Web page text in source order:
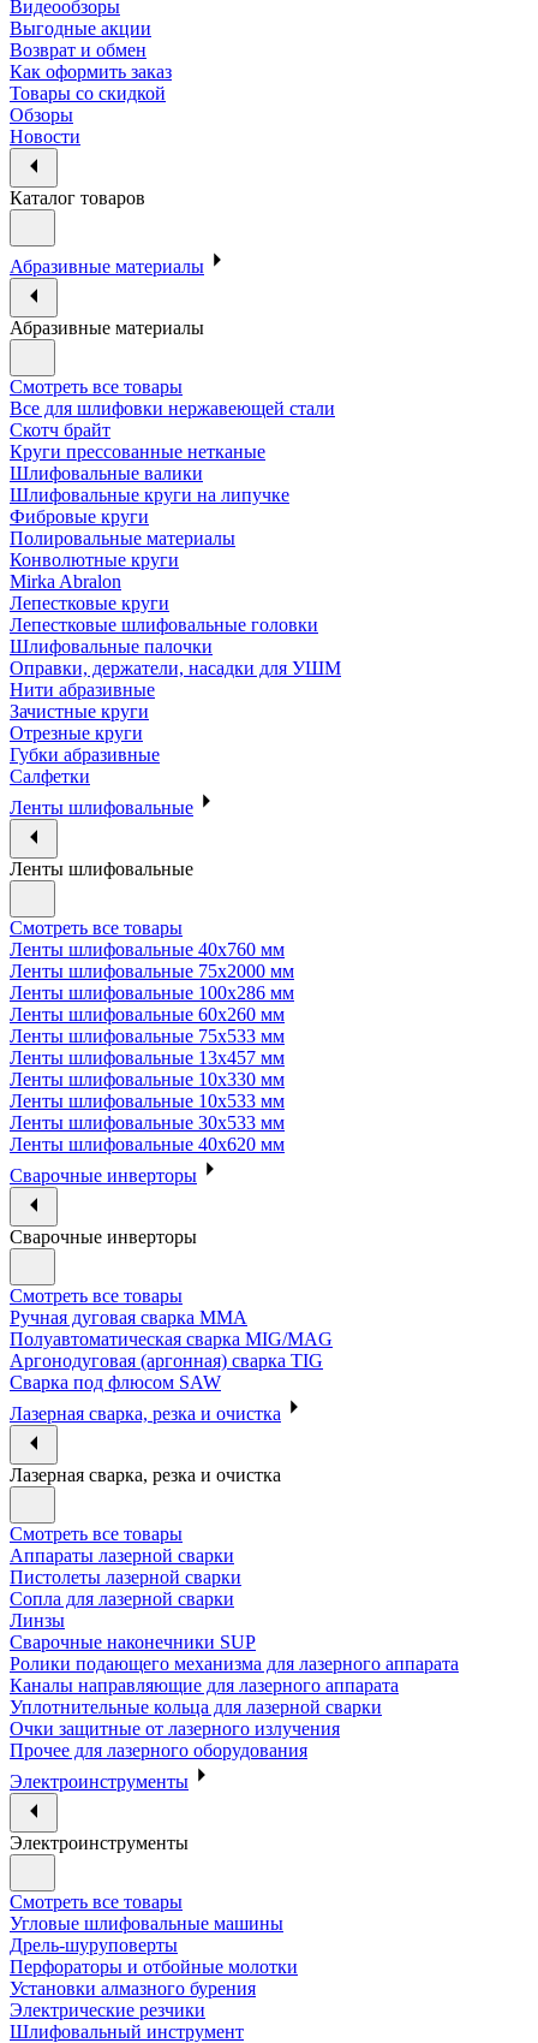
Видеообзоры
Выгодные акции
Возврат и обмен
Как оформить заказ
Товары со скидкой
Обзоры
Новости
Каталог товаров
Абразивные материалы
Абразивные материалы
Смотреть все товары
Все для шлифовки нержавеющей стали
Скотч брайт
Круги прессованные нетканые
Шлифовальные валики
Шлифовальные круги на липучке
Фибровые круги
Полировальные материалы
Конволютные круги
Mirka Abralon
Лепестковые круги
Лепестковые шлифовальные головки
Шлифовальные палочки
Оправки, держатели, насадки для УШМ
Нити абразивные
Зачистные круги
Отрезные круги
Губки абразивные
Салфетки
Ленты шлифовальные
Ленты шлифовальные
Смотреть все товары
Ленты шлифовальные 40х760 мм
Ленты шлифовальные 75х2000 мм
Ленты шлифовальные 100х286 мм
Ленты шлифовальные 60х260 мм
Ленты шлифовальные 75х533 мм
Ленты шлифовальные 13х457 мм
Ленты шлифовальные 10х330 мм
Ленты шлифовальные 10х533 мм
Ленты шлифовальные 30х533 мм
Ленты шлифовальные 40х620 мм
Сварочные инверторы
Сварочные инверторы
Смотреть все товары
Ручная дуговая сварка MMA
Полуавтоматическая сварка MIG/MAG
Аргонодуговая (аргонная) сварка TIG
Сварка под флюсом SAW
Лазерная сварка, резка и очистка
Лазерная сварка, резка и очистка
Смотреть все товары
Аппараты лазерной сварки
Пистолеты лазерной сварки
Сопла для лазерной сварки
Линзы
Сварочные наконечники SUP
Ролики подающего механизма для лазерного аппарата
Каналы направляющие для лазерного аппарата
Уплотнительные кольца для лазерной сварки
Очки защитные от лазерного излучения
Прочее для лазерного оборудования
Электроинструменты
Электроинструменты
Смотреть все товары
Угловые шлифовальные машины
Дрель-шуруповерты
Перфораторы и отбойные молотки
Установки алмазного бурения
Электрические резчики
Шлифовальный инструмент